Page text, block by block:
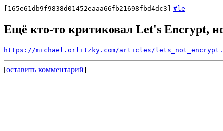
[165e61db9f9838d01452eaaa66fb21698fbd4dc3] #le
Ещё кто-то критиковал Let's Encrypt,
https://michael.orlitzky.com/articles/
[оставить комментарий]